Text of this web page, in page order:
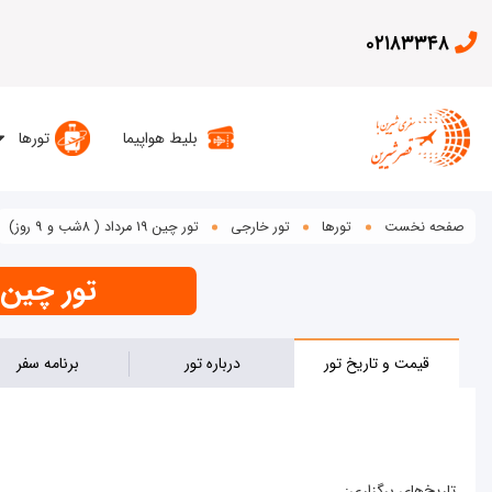
۰۲۱۸۳۳۴۸
بلیط هواپیما تورها
صفحه نخست تورها تور خارجی تور چین 19 مرداد ( 8شب و 9 روز)
تور چین (3 شب شانگهای + 2 شب
قیمت و تاریخ تور درباره تور برنامه سفر